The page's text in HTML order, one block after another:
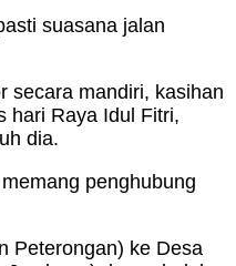
suasana jalan
secara mandiri, kasihan
hari Raya Idul Fitri,
dia.
penghubung
Peterongan) ke Desa